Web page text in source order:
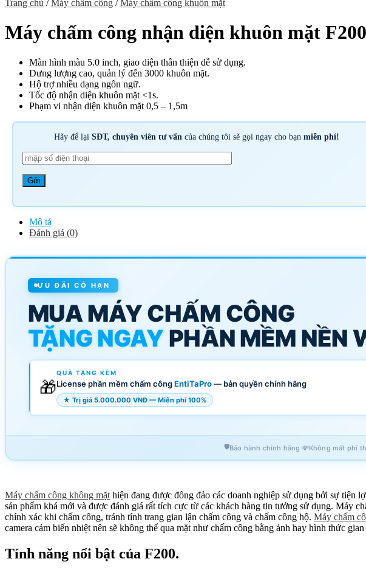
Trang chủ / Máy chấm công / Máy chấm công khuôn mặt
Máy chấm công nhận diện khuôn mặt F200
Màn hình màu 5.0 inch, giao diện thân thiện dễ sử dụng.
Dưng lượng cao, quản lý đến 3000 khuôn mặt.
Hộ trợ nhiều dạng ngôn ngữ.
Tốc độ nhận diện khuôn mặt <1s.
Phạm vi nhận diện khuôn mặt 0,5 – 1,5m
Hãy để lạiSĐT, chuyên viên tư vấncủa chúng tôi sẽ gọi ngay cho bạn miễn phí!
Mô tả
Đánh giá (0)
ƯU ĐÃI CÓ HẠN
MUA MÁY CHẤM CÔNG
TẶNG NGAYPHẦN MỀM NỀN
🎁
QUÀ TẶNG KÈM
License phần mềm chấm côngEntiTaPro— bản quyền chính hãng
★ Trị giá 5.000.000 VNĐ — Miễn phí 100%
🛡️Bảo hành chính hãng ·💸Không mất phí
Máy chấm công không mặt hiện đang được đông đảo các doanh nghiệp sử dụng bởi sự tiện
sản phẩm khá mới và được đánh giá rất tích cực từ các khách hàng tin tưởng sử dụng. Máy
chính xác khi chấm công, tránh tính trang gian lận chấm công và chấm công hộ. Máy chấm
camera cảm biến nhiệt nên sẽ không thể qua mặt như chấm công bằng ảnh hay hình thức
Tính năng nổi bật của F200.